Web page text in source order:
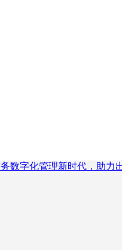
数字化管理新时代，助力